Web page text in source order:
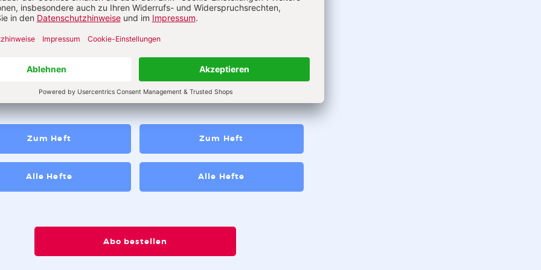
8_2026
Zum Heft
Alle Hefte
Ausgabe 3_2026
Zum Heft
Alle Hefte
Abo bestellen